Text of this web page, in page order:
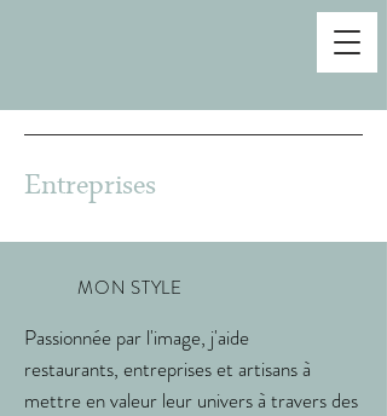
Entreprises
MON STYLE
Passionnée par l'image, j'aide
restaurants, entrepriseset artisans à
mettre en valeur leur univers à travers des